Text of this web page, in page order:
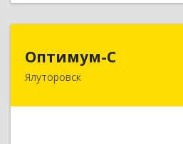
Оптимум-С
Ялуторовск